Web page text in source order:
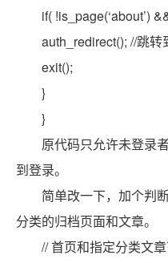
if( !is_page(‘about’)
auth_redirect(); //跳转
exit();
}
}
原代码只允许未登录
到登录。
简单改一下，加个判
分类的归档页面和文章。
// 首页和指定分类文